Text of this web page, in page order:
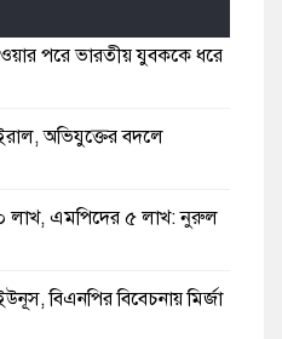
পরে ভারতীয় যুবককে ধরে
অভিযুক্তের বদলে
লাখ, এমপিদের ৫ লাখ: নুরুল
বিএনপির বিবেচনায় মির্জা